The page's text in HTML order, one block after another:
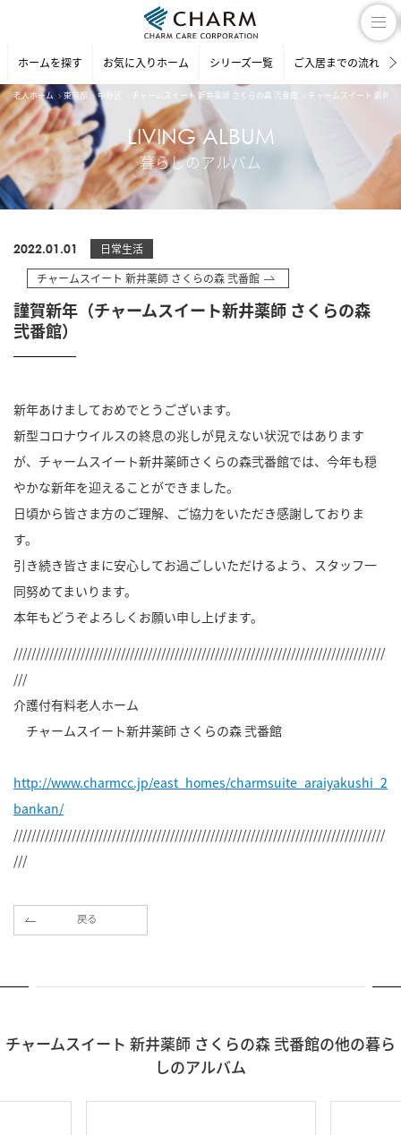
ホームを探す お気に入りホーム シリーズ一覧 ご入居までの流れ
老人ホーム 東京都 中野区 チャームスイート 新井薬師 さくらの森 弐番館 チャームスイート 新井
LIVING ALBUM
暮らしのアルバム
2022.01.01
日常生活
チャームスイート 新井薬師 さくらの森 弐番館
謹賀新年（チャームスイート新井薬師 さくらの森
弐番館）
新年あけましておめでとうございます。
新型コロナウイルスの終息の兆しが見えない状況ではあります
が、チャームスイート新井薬師さくらの森弐番館では、今年も穏
やかな新年を迎えることができました。
日頃から皆さま方のご理解、ご協力をいただき感謝しておりま
す。
引き続き皆さまに安心してお過ごしいただけるよう、スタッフ一
同努めてまいります。
本年もどうぞよろしくお願い申し上げます。
///////////////////////////////////////////////////////////////////////////////////
///
介護付有料老人ホーム
チャームスイート新井薬師 さくらの森 弐番館
http://www.charmcc.jp/east_homes/charmsuite_araiyakushi_2
bankan/
///////////////////////////////////////////////////////////////////////////////////
///
戻る
チャームスイート 新井薬師 さくらの森 弐番館の他の暮ら
しのアルバム